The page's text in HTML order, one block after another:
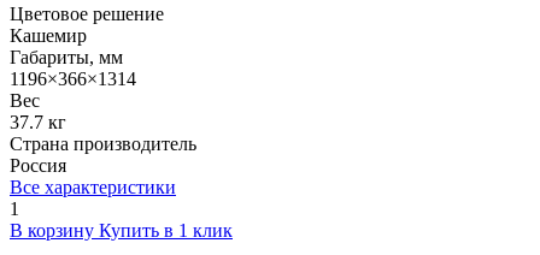
Цветовое решение
Кашемир
Габариты, мм
1196×366×1314
Вес
37.7 кг
Страна производитель
Россия
Все характеристики
1
В корзину Купить в 1 клик